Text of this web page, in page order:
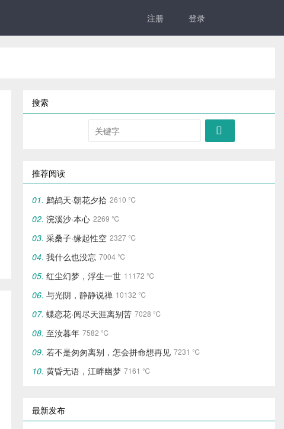
注册 登录
搜索

推荐阅读
鹧鸪天·朝花夕拾 2610 ℃
浣溪沙·本心 2269 ℃
采桑子·缘起性空 2327 ℃
我什么也没忘 7004 ℃
红尘幻梦，浮生一世 11172 ℃
与光阴，静静说禅 10132 ℃
蝶恋花·阅尽天涯离别苦 7028 ℃
至汝暮年 7582 ℃
若不是匆匆离别，怎会拼命想再见 7231 ℃
黄昏无语，江畔幽梦 7161 ℃
最新发布